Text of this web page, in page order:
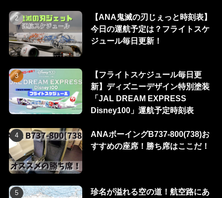
【ANA鬼滅の刃じぇっと時刻表】
今日の運航予定は？フライトスケ
ジュール毎日更新！
【フライトスケジュール毎日更
新】ディズニーデザイン特別塗装
「JAL DREAM EXPRESS
Disney100」運航予定時刻表
ANAボーイングB737-800(738)お
すすめの座席！勝ち席はここだ！
珍名が溢れる空の道！航空路にあ